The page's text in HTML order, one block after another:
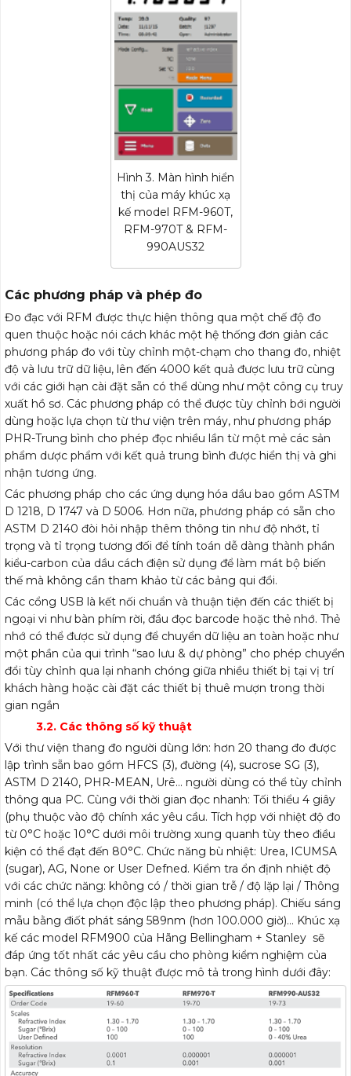
Hình 3. Màn hình hiển
thị của máy khúc xạ
kế model RFM-960T,
RFM-970T & RFM-
990AUS32
Các phương pháp và phép đo
Đo đạc với RFM được thực hiện thông qua một chế độ đo
quen thuộc hoặc nói cách khác một hệ thống đơn giản các
phương pháp đo với tùy chỉnh một-chạm cho thang đo, nhiệt
độ và lưu trữ dữ liệu, lên đến 4000 kết quả được lưu trữ cùng
với các giới hạn cài đặt sẵn có thể dùng như một công cụ truy
xuất hồ sơ. Các phương pháp có thể được tùy chỉnh bới người
dùng hoặc lựa chọn từ thư viện trên máy, như phương pháp
PHR-Trung bình cho phép đọc nhiều lần từ một mẻ các sản
phẩm dược phẩm với kết quả trung bình được hiển thị và ghi
nhận tương ứng.
Các phương pháp cho các ứng dụng hóa dầu bao gồm ASTM
D 1218, D 1747 và D 5006. Hơn nữa, phương pháp có sẵn cho
ASTM D 2140 đòi hỏi nhập thêm thông tin như độ nhớt, tỉ
trọng và tỉ trọng tương đối để tính toán dễ dàng thành phần
kiểu-carbon của dầu cách điện sử dụng để làm mát bộ biến
thế mà không cần tham khảo từ các bảng qui đổi.
Các cổng USB là kết nối chuẩn và thuận tiện đến các thiết bị
ngoại vi như bàn phím rời, đầu đọc barcode hoặc thẻ nhớ. Thẻ
nhớ có thể được sử dụng để chuyển dữ liệu an toàn hoặc như
một phần của qui trình “sao lưu & dự phòng” cho phép chuyển
đổi tùy chỉnh qua lại nhanh chóng giữa nhiều thiết bị tại vị trí
khách hàng hoặc cài đặt các thiết bị thuê mượn trong thời
gian ngắn
3.2. Các thông số kỹ thuật
Với thư viện thang đo người dùng lớn: hơn 20 thang đo được
lập trình sẵn bao gồm HFCS (3), đường (4), sucrose SG (3),
ASTM D 2140, PHR-MEAN, Urê… người dùng có thể tùy chỉnh
thông qua PC. Cùng với thời gian đọc nhanh: Tối thiểu 4 giây
(phụ thuộc vào độ chính xác yêu cầu. Tích hợp với nhiệt độ đo
từ 0°C hoặc 10°C dưới môi trường xung quanh tùy theo điều
kiện có thể đạt đến 80°C. Chức năng bù nhiệt: Urea, ICUMSA
(sugar), AG, None or User Defned. Kiểm tra ổn định nhiệt độ
với các chức năng: không có / thời gian trễ / độ lặp lại / Thông
minh (có thể lựa chọn độc lập theo phương pháp). Chiếu sáng
mẫu bằng điốt phát sáng 589nm (hơn 100.000 giờ)… Khúc xạ
kế các model RFM900 của Hãng Bellingham + Stanley sẽ
đáp ứng tốt nhất các yêu cầu cho phòng kiểm nghiệm của
bạn. Các thông số kỹ thuật được mô tả trong hình dưới đây: